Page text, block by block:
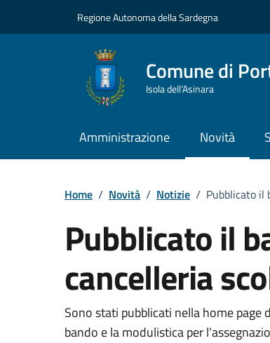
Regione Autonoma della Sardegna
Comune di
Isola dell’Asinara
Amministrazione Novità
Home / Novità / Notizie / Pubblicato il
Pubblicato il
cancelleria
Dettagli della
Sono stati pubblicati nella home page
bando e la modulistica per